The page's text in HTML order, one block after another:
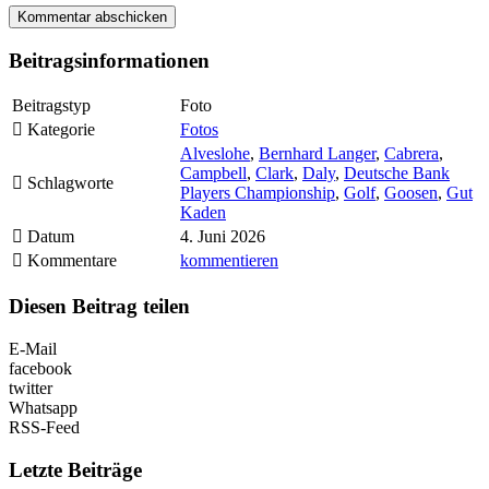
Beitragsinformationen
Beitragstyp
Foto
Kategorie
Fotos
Schlagworte
Alveslohe, Bernhard Langer, Cabrera,
Campbell, Clark, Daly, Deutsche Bank
Players Championship, Golf, Goosen, Gut
Kaden
Datum
4. Juni 2026
Kommentare
kommentieren
Diesen Beitrag teilen
E-Mail
facebook
twitter
Whatsapp
RSS-Feed
Letzte Beiträge